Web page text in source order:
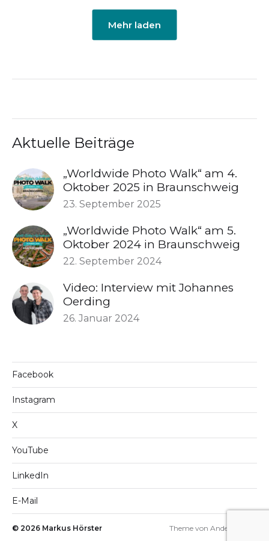
Mehr laden
Aktuelle Beiträge
„Worldwide Photo Walk“ am 4.
Oktober 2025 in Braunschweig
23. September 2025
„Worldwide Photo Walk“ am 5.
Oktober 2024 in Braunschweig
22. September 2024
Video: Interview mit Johannes
Oerding
26. Januar 2024
Facebook
Instagram
X
YouTube
LinkedIn
E-Mail
© 2026 Markus Hörster Theme von Anders Norén